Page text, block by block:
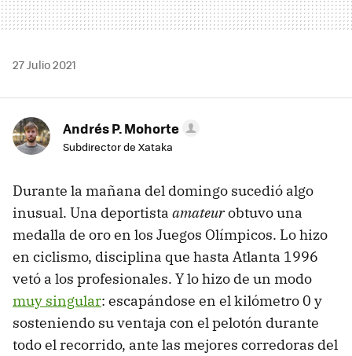
27 Julio 2021
Andrés P. Mohorte
Subdirector de Xataka
Durante la mañana del domingo sucedió algo
inusual. Una deportista amateurobtuvo una
medalla de oro en los Juegos Olímpicos. Lo hizo
en ciclismo, disciplina que hasta Atlanta 1996
vetó a los profesionales. Y lo hizo de un modo
muy singular: escapándose en el kilómetro 0 y
sosteniendo su ventaja con el pelotón durante
todo el recorrido, ante las mejores corredoras del